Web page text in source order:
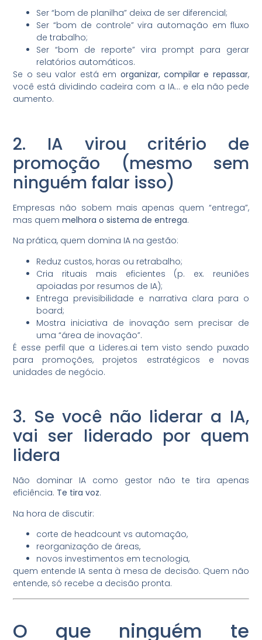
Ser “bom de planilha” deixa de ser diferencial;
Ser “bom de controle” vira automação em fluxo
de trabalho;
Ser “bom de reporte” vira prompt para gerar
relatórios automáticos.
Se o seu valor está em organizar, compilar e repassar,
você está dividindo cadeira com a IA… e ela não pede
aumento.
2. IA virou critério de
promoção (mesmo sem
ninguém falar isso)
Empresas não sobem mais apenas quem “entrega”,
mas quemmelhora o sistema de entrega.
Na prática, quem domina IA na gestão:
Reduz custos, horas ou retrabalho;
Cria rituais mais eficientes (p. ex. reuniões
apoiadas por resumos de IA);
Entrega previsibilidade e narrativa clara para o
board;
Mostra iniciativa de inovação sem precisar de
uma “área de inovação”.
É esse perfil que a Lideres.ai tem visto sendo puxado
para promoções, projetos estratégicos e novas
unidades de negócio.
3. Se você não liderar a IA,
vai ser liderado por quem
lidera
Não dominar IA como gestor não te tira apenas
eficiência. Te tira voz.
Na hora de discutir:
corte de headcount vs automação,
reorganização de áreas,
novos investimentos em tecnologia,
quem entende IA senta à mesa de decisão. Quem não
entende, só recebe a decisão pronta.
O que ninguém te